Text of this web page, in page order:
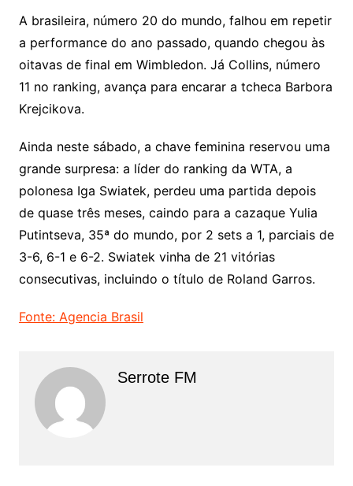
A brasileira, número 20 do mundo, falhou em repetir
a performance do ano passado, quando chegou às
oitavas de final em Wimbledon. Já Collins, número
11 no ranking, avança para encarar a tcheca Barbora
Krejcikova.
Ainda neste sábado, a chave feminina reservou uma
grande surpresa: a líder do ranking da WTA, a
polonesa Iga Swiatek, perdeu uma partida depois
de quase três meses, caindo para a cazaque Yulia
Putintseva, 35ª do mundo, por 2 sets a 1, parciais de
3-6, 6-1 e 6-2. Swiatek vinha de 21 vitórias
consecutivas, incluindo o título de Roland Garros.
Fonte: Agencia Brasil
Serrote FM